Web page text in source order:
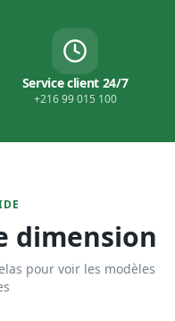
Service client 24/7
+216 99 015 100
dimension
pour voir les modèles